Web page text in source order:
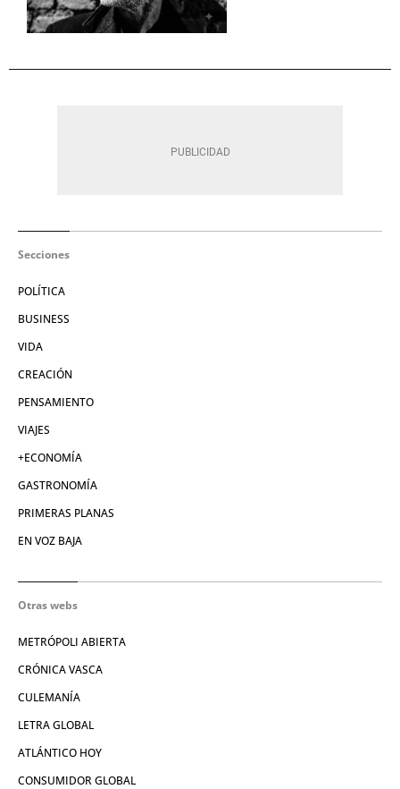
Secciones
POLÍTICA
BUSINESS
VIDA
CREACIÓN
PENSAMIENTO
VIAJES
+ECONOMÍA
GASTRONOMÍA
PRIMERAS PLANAS
EN VOZ BAJA
Otras webs
METRÓPOLI ABIERTA
CRÓNICA VASCA
CULEMANÍA
LETRA GLOBAL
ATLÁNTICO HOY
CONSUMIDOR GLOBAL